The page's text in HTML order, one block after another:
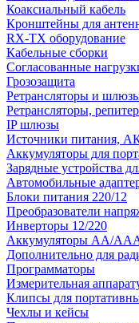
Коаксиальный кабель
Кронштейны для
RX-TX оборудование
Кабельные сборки
Согласованные
Грозозащита
Ретрансляторы и
Ретрансляторы,
IP шлюзы
Источники питания,
Аккумуляторы для
Зарядные устройства
Автомобильные
Блоки питания 220/12
Преобразователи
Инверторы 12/220
Аккумуляторы АА/
Дополнительно для
Программаторы
Измерительная
Клипсы для
Чехлы и кейсы